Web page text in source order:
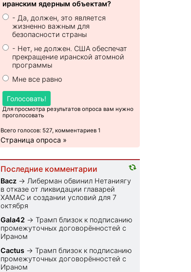
иранским ядерным объектам?
- Да, должен, это является
жизненно важным для
безопасности страны
- Нет, не должен. США обеспечат
прекращение иранской атомной
программы
Мне все равно
Голосовать!
Для просмотра результатов опроса вам нужно
проголосовать
Всего голосов: 527, комментариев 1
Страница опроса »
Последние комментарии
Bacz → Либерман обвинил Нетаниягу
в отказе от ликвидации главарей
ХАМАС и создании условий для 7
октября
Gala42 →Трамп близок к подписанию
промежуточных договорённостей с
Ираном
Cactus →Трамп близок к подписанию
промежуточных договорённостей с
Ираном